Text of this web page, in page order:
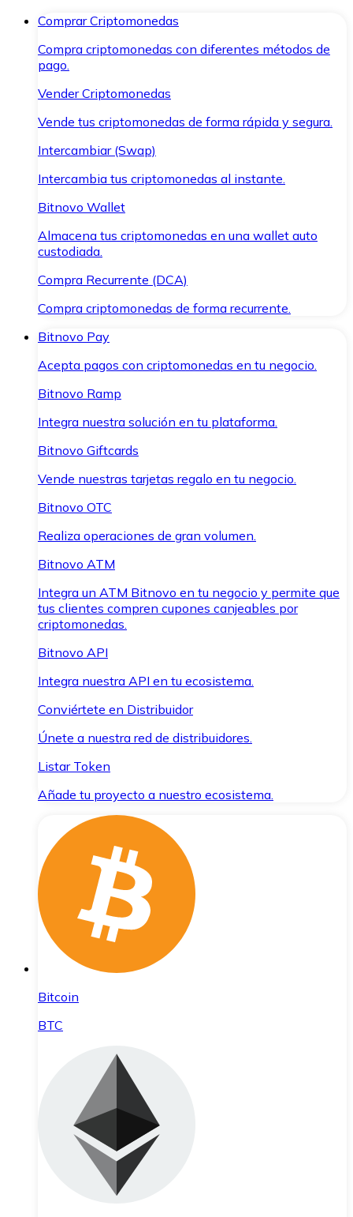
Comprar Criptomonedas
Compra criptomonedas con diferentes métodos de
pago.
Vender Criptomonedas
Vende tus criptomonedas de forma rápida y segura.
Intercambiar (Swap)
Intercambia tus criptomonedas al instante.
Bitnovo Wallet
Almacena tus criptomonedas en una wallet auto
custodiada.
Compra Recurrente (DCA)
Compra criptomonedas de forma recurrente.
Bitnovo Pay
Acepta pagos con criptomonedas en tu negocio.
Bitnovo Ramp
Integra nuestra solución en tu plataforma.
Bitnovo Giftcards
Vende nuestras tarjetas regalo en tu negocio.
Bitnovo OTC
Realiza operaciones de gran volumen.
Bitnovo ATM
Integra un ATM Bitnovo en tu negocio y permite que
tus clientes compren cupones canjeables por
criptomonedas.
Bitnovo API
Integra nuestra API en tu ecosistema.
Conviértete en Distribuidor
Únete a nuestra red de distribuidores.
Listar Token
Añade tu proyecto a nuestro ecosistema.
Bitcoin
BTC